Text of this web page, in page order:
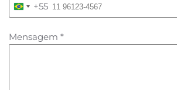
Brazil
+55
Mensagem *